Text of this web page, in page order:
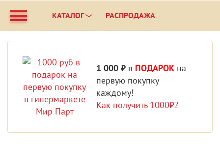
КАТАЛОГ РАСПРОДАЖА
1 000 ₽ в ПОДАРОК на
первую покупку
каждому!
Как получить 1000₽?